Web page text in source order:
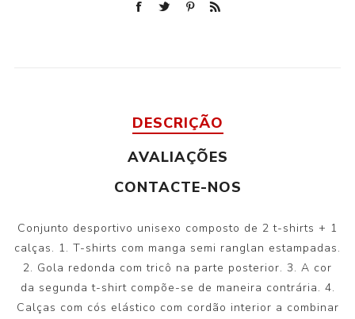
DESCRIÇÃO
AVALIAÇÕES
CONTACTE-NOS
Conjunto desportivo unisexo composto de 2 t-shirts + 1
calças. 1. T-shirts com manga semi ranglan estampadas.
2. Gola redonda com tricô na parte posterior. 3. A cor
da segunda t-shirt compõe-se de maneira contrária. 4.
Calças com cós elástico com cordão interior a combinar